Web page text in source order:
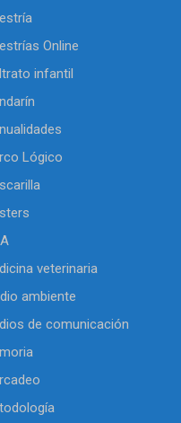
Online
infantil
Lógico
veterinaria
ambiente
de comunicación